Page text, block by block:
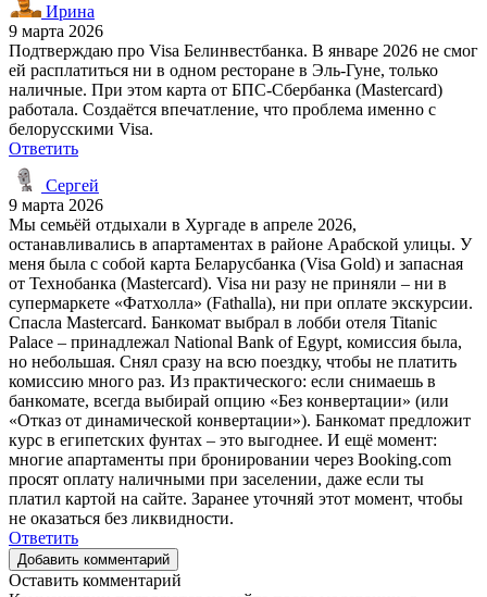
Ирина
9 марта 2026
Подтверждаю про Visa Белинвестбанка. В январе 2026 не смог
ей расплатиться ни в одном ресторане в Эль-Гуне, только
наличные. При этом карта от БПС-Сбербанка (Mastercard)
работала. Создаётся впечатление, что проблема именно с
белорусскими Visa.
Ответить
Сергей
9 марта 2026
Мы семьёй отдыхали в Хургаде в апреле 2026,
останавливались в апартаментах в районе Арабской улицы. У
меня была с собой карта Беларусбанка (Visa Gold) и запасная
от Технобанка (Mastercard). Visa ни разу не приняли – ни в
супермаркете «Фатхолла» (Fathalla), ни при оплате экскурсии.
Спасла Mastercard. Банкомат выбрал в лобби отеля Titanic
Palace – принадлежал National Bank of Egypt, комиссия была,
но небольшая. Снял сразу на всю поездку, чтобы не платить
комиссию много раз. Из практического: если снимаешь в
банкомате, всегда выбирай опцию «Без конвертации» (или
«Отказ от динамической конвертации»). Банкомат предложит
курс в египетских фунтах – это выгоднее. И ещё момент:
многие апартаменты при бронировании через Booking.com
просят оплату наличными при заселении, даже если ты
платил картой на сайте. Заранее уточняй этот момент, чтобы
не оказаться без ликвидности.
Ответить
Добавить комментарий
Оставить комментарий